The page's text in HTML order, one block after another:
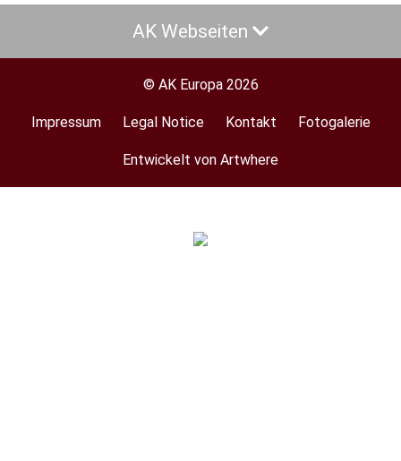
AK Webseiten
© AK Europa 2026
Footer
Impressum Legal Notice Kontakt Fotogalerie
Entwickelt von Artwhere